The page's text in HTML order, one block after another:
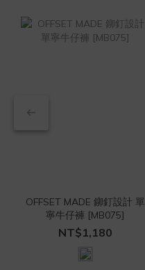
OFFSET MADE 鉚釘設計 單
寧牛仔褲 [MB075]
NT$1,180